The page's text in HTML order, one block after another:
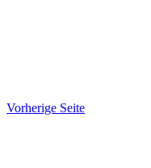
Vorherige Seite